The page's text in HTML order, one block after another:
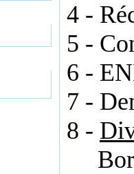
4 -
5 -
6 -
7 -
8 -